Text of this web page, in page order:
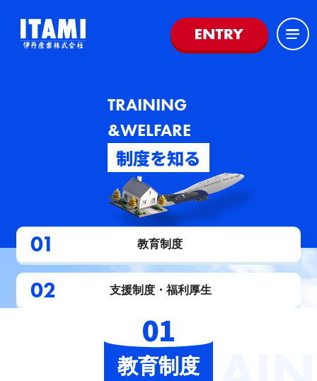
TRAINING
&WELFARE
制度を知る
教育制度
支援制度・福利厚生
01